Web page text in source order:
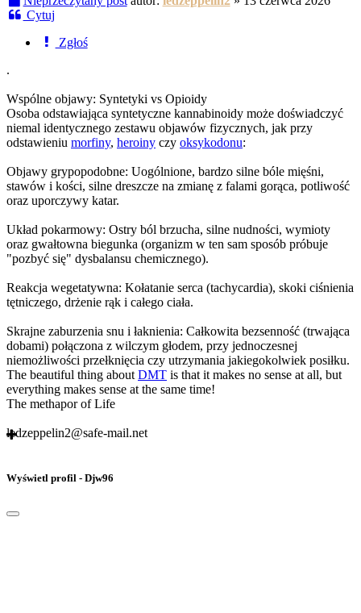
Cytuj
Zgłoś
.
Wspólne objawy: Syntetyki vs Opioidy
Osoba odstawiająca syntetyczne kannabinoidy może doświadczyć
niemal identycznego zestawu objawów fizycznych, jak przy
odstawieniu morfiny, heroiny czy oksykodonu:
Objawy grypopodobne: Uogólnione, bardzo silne bóle mięśni,
stawów i kości, silne dreszcze na zmianę z falami gorąca, potliwość
oraz uporczywy katar.
Układ pokarmowy: Ostry ból brzucha, silne nudności, wymioty
oraz gwałtowna biegunka (organizm w ten sam sposób próbuje
"pozbyć się" dysbalansu chemicznego).
Reakcja wegetatywna: Kołatanie serca (tachycardia), skoki ciśnienia
tętniczego, drżenie rąk i całego ciała.
Skrajne zaburzenia snu i łaknienia: Całkowita bezsenność (trwająca
dobami) połączona z wilczym głodem, przy jednoczesnej
niemożliwości przełknięcia czy utrzymania jakiegokolwiek posiłku.
The beautiful thing about DMT is that it makes no sense at all, but
everything makes sense at the same time!
The methapor of Life
ledzeppelin2@safe-mail.net
Wyświetl profil - Djw96